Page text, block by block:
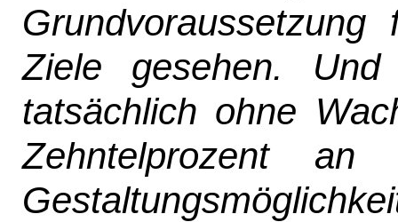
Ziele gesehen.
tatsächlich ohne
Zehntelprozent an